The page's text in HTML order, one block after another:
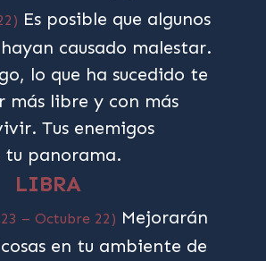
Es posible que algunos
hayan causado malestar.
lo que ha sucedido te
más libre y con más
Tus enemigos
tu panorama.
LIBRA
– Octubre 22) Mejorarán
en tu ambiente de